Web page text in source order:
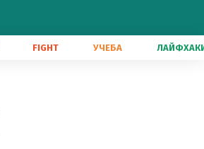
FIGHT УЧЕБА